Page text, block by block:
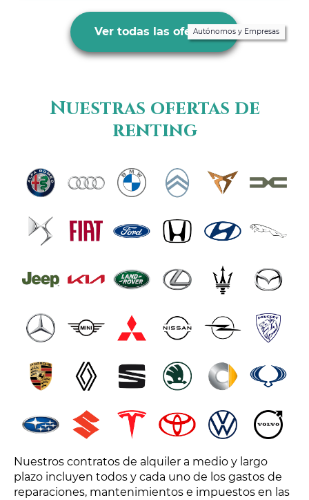
Autónomos y Empresas
Ver todas las ofertas
Nuestras ofertas de
renting
Nuestros contratos de alquiler a medio y largo
plazo incluyen todos y cada uno de los gastos de
reparaciones, mantenimientos e impuestos en las